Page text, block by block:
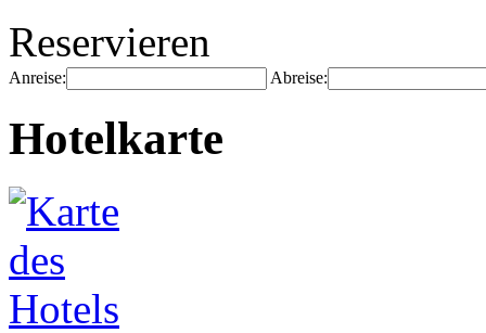
Reservieren
Anreise: Abreise:
Hotelkarte